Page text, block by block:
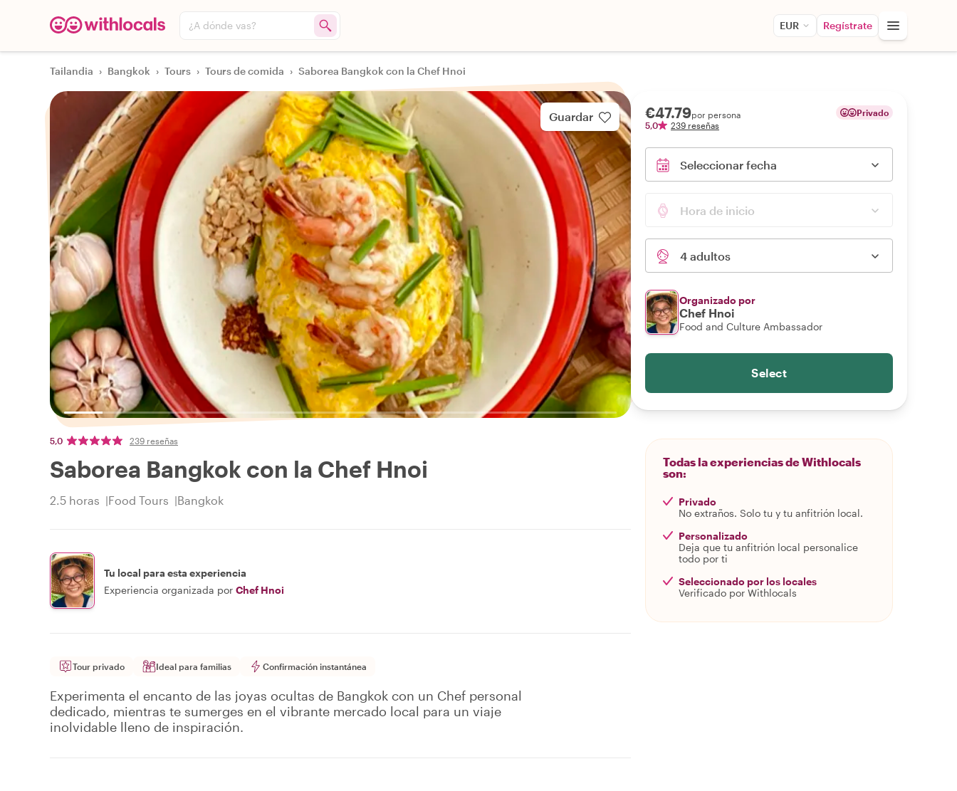
¿A dónde vas? EUR Regístrate
Tailandia › Bangkok › Tours › Tours de comida › Saborea Bangkok con la Chef Hnoi
Guardar
5,0 239 reseñas
Saborea Bangkok con la Chef Hnoi
2.5 horas Food Tours Bangkok
Tu local para esta experiencia
Experiencia organizada por Chef Hnoi
Tour privado Ideal para familias Confirmación instantánea
Experimenta el encanto de las joyas ocultas de Bangkok con un Chef personal
dedicado, mientras te sumerges en el vibrante mercado local para un viaje
inolvidable lleno de inspiración.
€47.79por persona
5,0
239 reseñas
Privado
Seleccionar fecha
Hora de inicio
4 adultos
Organizado por
Chef Hnoi
Food and Culture Ambassador
Select
Todas la experiencias de Withlocals
son:
Privado
No extraños. Solo tu y tu anfitrión local.
Personalizado
Deja que tu anfitrión local personalice
todo por ti
Seleccionado por los locales
Verificado por Withlocals